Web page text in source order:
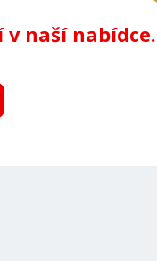
v naší nabídce.